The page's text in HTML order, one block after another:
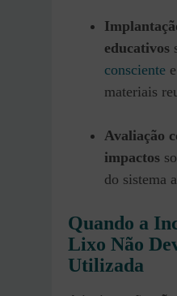
educativos
consciente
materiais
Avaliação
impactos
do sistema
Quando a
Lixo Não
Utilizada